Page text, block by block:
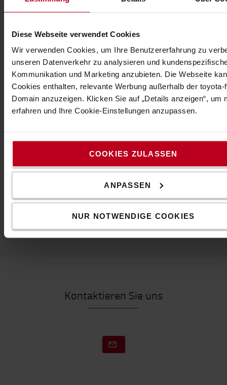
Diese Webseite verwendet Cookies
Wir verwenden Cookies, um Ihre Benutzererfahrung zu
unseren Datenverkehr zu analysieren und
Kommunikation und Marketing anzubieten. Die Webseite
Cookies enthalten, relevante Werbung außerhalb der
Domain anzuzeigen. Klicken Sie auf „Details anzeigen“, um
erfahren und Ihre Cookie-Einstellungen anzupassen.
COOKIES ZULASSEN
ANPASSEN
NUR NOTWENDIGE COOKIES
ENTDECKEN SIE UNSER ZUBEHÖR-SHOP
Drehen Sie auf!
Mit der richtigen Beleuchtung bleibt Ihr Gerät immer
sichtbar und sicher unterwegs. Wählen Sie die von Ihnen
gewünschte Lichtstärke und Farbe.
Entdecken Sie unsere Auswahl an Lichstsystemen
Kontaktieren Sie uns